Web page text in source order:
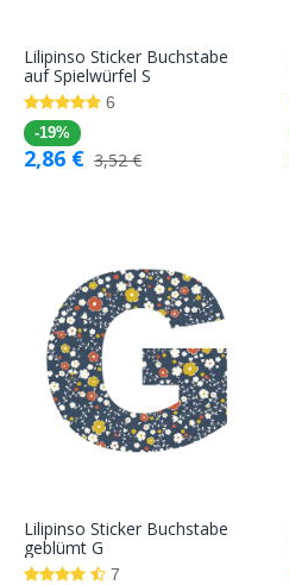
In den
Warenkorb
Lilipinso Sticker Buchstabe
auf Spielwürfel S
6
-19%
2,86 € 3,52€
Warenkorb
Lilipinso Sticker Buchstabe
geblümt G
7